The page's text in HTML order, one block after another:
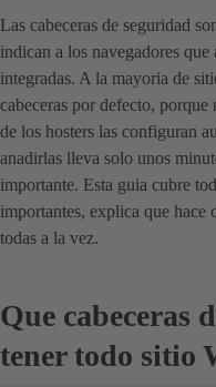
Las cabeceras de seguridad
indican a los navegadores
integradas. A la mayoria de
cabeceras por defecto,
de los hosters las configuran
anadirlas lleva solo unos
importante. Esta guia cubre
importantes, explica que hace
todas a la vez.
Que cabeceras
tener todo sitio